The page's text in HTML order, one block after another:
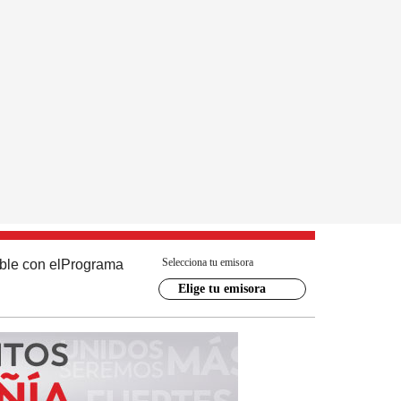
con el Programa Selecciona tu emisora
Elige tu emisora